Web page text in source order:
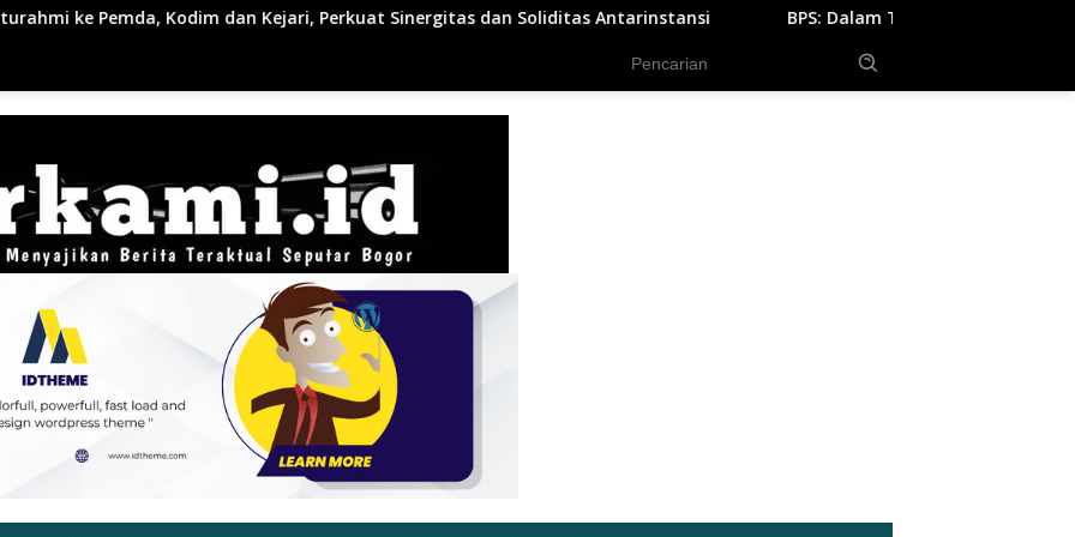
Kejari, Perkuat Sinergitas dan Soliditas Antarinstansi BPS: Dalam Tiga Bulan, Lebih dari Setengah Juta Orang